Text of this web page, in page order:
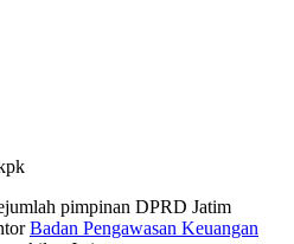
pimpinan DPRD Jatim
Badan Pengawasan Keuangan